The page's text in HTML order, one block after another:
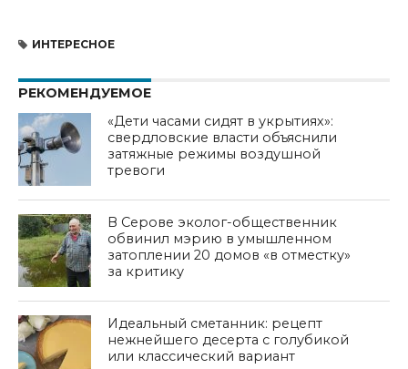
ИНТЕРЕСНОЕ
РЕКОМЕНДУЕМОЕ
«Дети часами сидят в укрытиях»:
свердловские власти объяснили
затяжные режимы воздушной
тревоги
В Серове эколог-общественник
обвинил мэрию в умышленном
затоплении 20 домов «в отместку»
за критику
Идеальный сметанник: рецепт
нежнейшего десерта с голубикой
или классический вариант